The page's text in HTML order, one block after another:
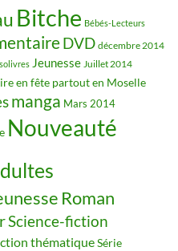
Bitche Bébés-Lecteurs
DVD décembre 2014
Jeunesse Juillet 2014
en fête partout en Moselle
manga Mars 2014
Nouveauté
Roman
Science-fiction
thématiqueSérie